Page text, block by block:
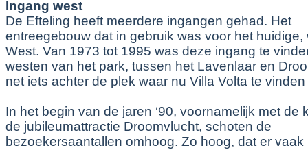
Ingang west
De Efteling heeft meerdere ingangen gehad. Het
entreegebouw dat in gebruik was voor het huidige,
West. Van 1973 tot 1995 was deze ingang te
westen van het park, tussen het Lavenlaar en
net iets achter de plek waar nu Villa Volta te vinden
In het begin van de jaren ‘90, voornamelijk met de
de jubileumattractie Droomvlucht, schoten de
bezoekersaantallen omhoog. Zo hoog, dat er vaak